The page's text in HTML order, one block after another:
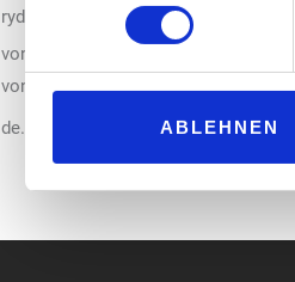
ABLEHNEN
ryd, in die Rolle des Chairmans
von ryd weiter vorantreiben.“ Mit der
von ryd, wieder in die Rolle des
de.ryd.one